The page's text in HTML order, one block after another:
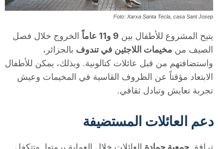
a
r
Foto: Xarxa Santa Tecla, casa Sant Josep
يتيح المشروع للأطفال بين 9 و11 عاماً
الخروج خلال فصل
الصيف من مخيمات اللاجئين في تندوف بالجزائر،
واستضافتهم من قبل عائلات كتالونية. وبذلك، يمكن للأطفال
الابتعاد مؤقتاً عن الظروف القاسية في المخيمات وعيش
تجربة تعايش وتبادل ثقافي.
دعم العائلات المستضيفة
ترافق جمعية حمادة العائلات خلال العملية برمتها. وتتكفل